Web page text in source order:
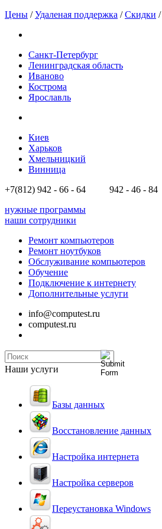
Цены /Удаленая поддержка /Скидки /
Санкт-Петербург
Ленинградская область
Иваново
Кострома
Ярославль
Киев
Харьков
Хмельницкий
Винница
+7(812) 942 - 66 - 64 942 - 46 - 84
нужные программы
наши сотрудники
Ремонт компьютеров
Ремонт ноутбуков
Обслуживание компьютеров
Обучение
Подключение к интернету
Дополнительные услуги
info@computest.ru
computest.ru
Наши услуги
Базы данных
Восстановление данных
Настройка интернета
Настройка серверов
Переустановка Windows